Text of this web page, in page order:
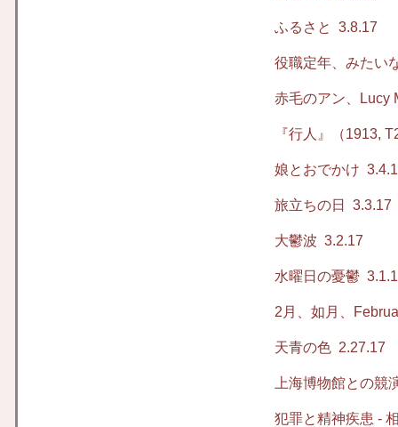
ふるさと 3.8.17
役職定年、みたい
赤毛のアン、Lucy
『行人』（1913,
娘と おでかけ
旅立ちの日 3.3.17
大鬱波 3.2.17
水曜日の憂鬱
2月、如月、
天青の色 2.27.17
上海博物館との
犯罪と精神疾患 -